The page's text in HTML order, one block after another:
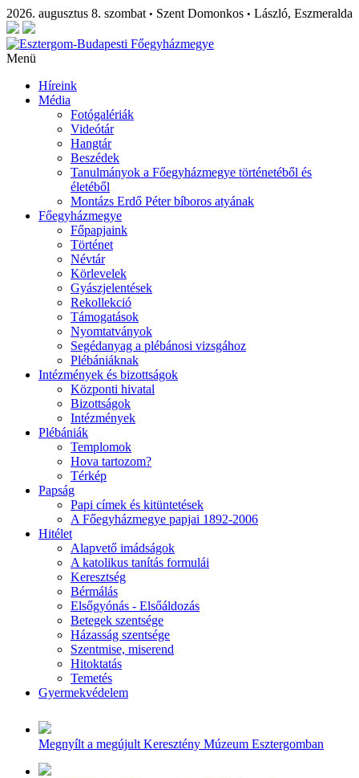
2026. augusztus 8. szombat • Szent Domonkos • László, Eszmeralda
Menü
Híreink
Média
Fotógalériák
Videótár
Hangtár
Beszédek
Tanulmányok a Főegyházmegye történetéből és
életéből
Montázs Erdő Péter bíboros atyának
Főegyházmegye
Főpapjaink
Történet
Névtár
Körlevelek
Gyászjelentések
Rekollekció
Támogatások
Nyomtatványok
Segédanyag a plébánosi vizsgához
Plébániáknak
Intézmények és bizottságok
Központi hivatal
Bizottságok
Intézmények
Plébániák
Templomok
Hova tartozom?
Térkép
Papság
Papi címek és kitüntetések
A Főegyházmegye papjai 1892-2006
Hitélet
Alapvető imádságok
A katolikus tanítás formulái
Keresztség
Bérmálás
Elsőgyónás - Elsőáldozás
Betegek szentsége
Házasság szentsége
Szentmise, miserend
Hitoktatás
Temetés
Gyermekvédelem
Megnyílt a megújult Keresztény Múzeum Esztergomban